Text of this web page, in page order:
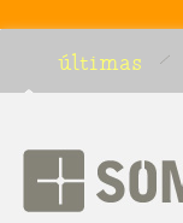
últimas